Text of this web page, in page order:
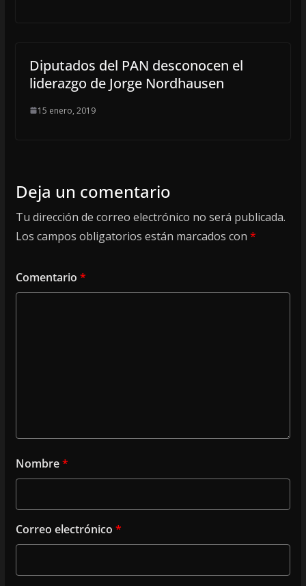
Diputados del PAN desconocen el
liderazgo de Jorge Nordhausen
15 enero, 2019
Deja un comentario
Tu dirección de correo electrónico no será publicada.
Los campos obligatorios están marcados con *
Comentario *
Nombre*
Correo electrónico *